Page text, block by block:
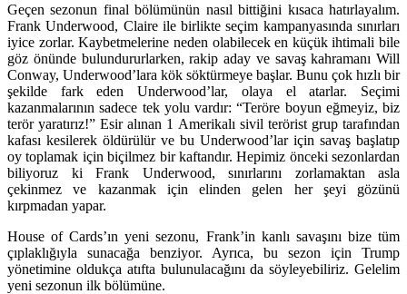
Geçen sezonun final bölümünün nasıl bittiğini kısaca hatırlayalım.
Frank Underwood, Claire ile birlikte seçim kampanyasında sınırları
iyice zorlar. Kaybetmelerine neden olabilecek en küçük ihtimali bile
göz önünde bulundururlarken, rakip aday ve savaş kahramanı Will
Conway, Underwood’lara kök söktürmeye başlar. Bunu çok hızlı bir
şekilde fark eden Underwood’lar, olaya el atarlar. Seçimi
kazanmalarının sadece tek yolu vardır: “Teröre boyun eğmeyiz, biz
terör yaratırız!” Esir alınan 1 Amerikalı sivil terörist grup tarafından
kafası kesilerek öldürülür ve bu Underwood’lar için savaş başlatıp
oy toplamak için biçilmez bir kaftandır. Hepimiz önceki sezonlardan
biliyoruz ki Frank Underwood, sınırlarını zorlamaktan asla
çekinmez ve kazanmak için elinden gelen her şeyi gözünü
kırpmadan yapar.
House of Cards’ın yeni sezonu, Frank’in kanlı savaşını bize tüm
çıplaklığıyla sunacağa benziyor. Ayrıca, bu sezon için Trump
yönetimine oldukça atıfta bulunulacağını da söyleyebiliriz. Gelelim
yeni sezonun ilk bölümüne.